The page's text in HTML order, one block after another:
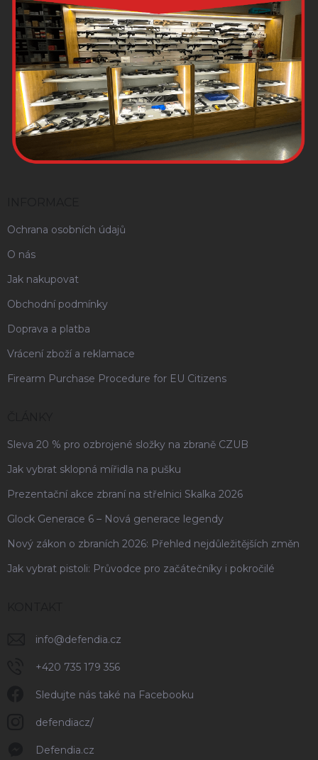
Ochrana osobních údajů
O nás
Jak nakupovat
Obchodní podmínky
Doprava a platba
Vrácení zboží a reklamace
Firearm Purchase Procedure for EU Citizens
Sleva 20 % pro ozbrojené složky na zbraně CZUB
Jak vybrat sklopná mířidla na pušku
Prezentační akce zbraní na střelnici Skalka 2026
Glock Generace 6 – Nová generace legendy
Nový zákon o zbraních 2026: Přehled nejdůležitějších změn
Jak vybrat pistoli: Průvodce pro začátečníky i pokročilé
info@defendia.cz
+420 735 179 356
Sledujte nás také na Facebooku
defendiacz/
Defendia.cz